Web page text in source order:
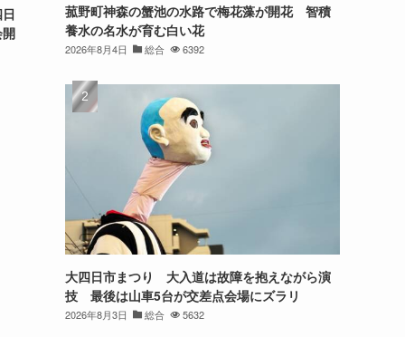
菰野町神森の蟹池の水路で梅花藻が開花 智積
養水の名水が育む白い花
2026年8月4日 総合 6392
大四日市まつり 大入道は故障を抱えながら演
技 最後は山車5台が交差点会場にズラリ
2026年8月3日 総合 5632